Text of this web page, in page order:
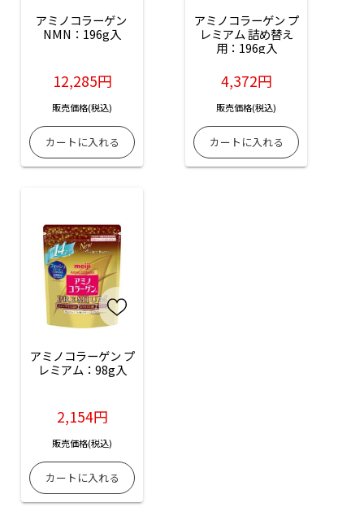
アミノコラーゲン
NMN：196g入
12,285円
販売価格(税込)
アミノコラーゲン プ
レミアム 詰め替え
用：196g入
4,372円
販売価格(税込)
アミノコラーゲン プ
レミアム：98g入
2,154円
販売価格(税込)